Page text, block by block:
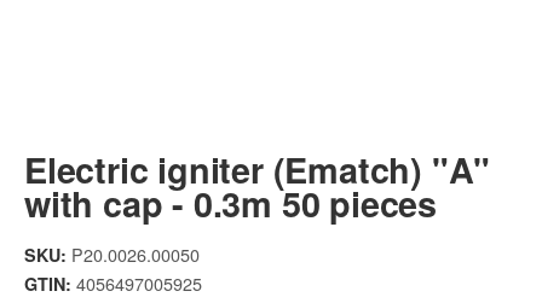
Electric igniter (Ematch) "A"
with cap - 0.3m 50 pieces
SKU: P20.0026.00050
GTIN: 4056497005925